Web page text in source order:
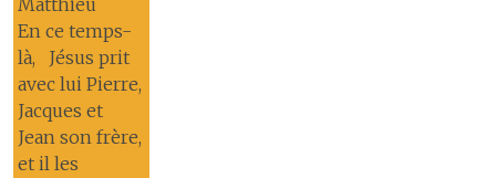
Matthieu
En ce temps-
là, Jésus prit
avec lui Pierre,
Jacques et
Jean son frère,
et il les